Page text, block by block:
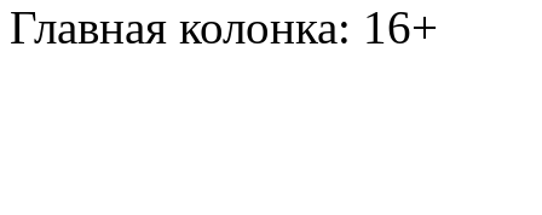
Главная колонка: 16+